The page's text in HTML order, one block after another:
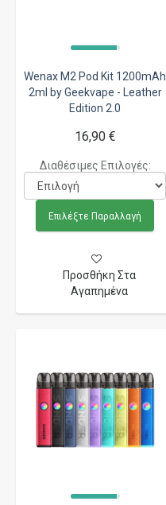
Wenax M2 Pod Kit 1200mAh
2ml by Geekvape - Leather
Edition 2.0
16,90 €
Διαθέσιμες Επιλογές:
Επιλέξτε Παραλλαγή
Προσθήκη Στα
Αγαπημένα